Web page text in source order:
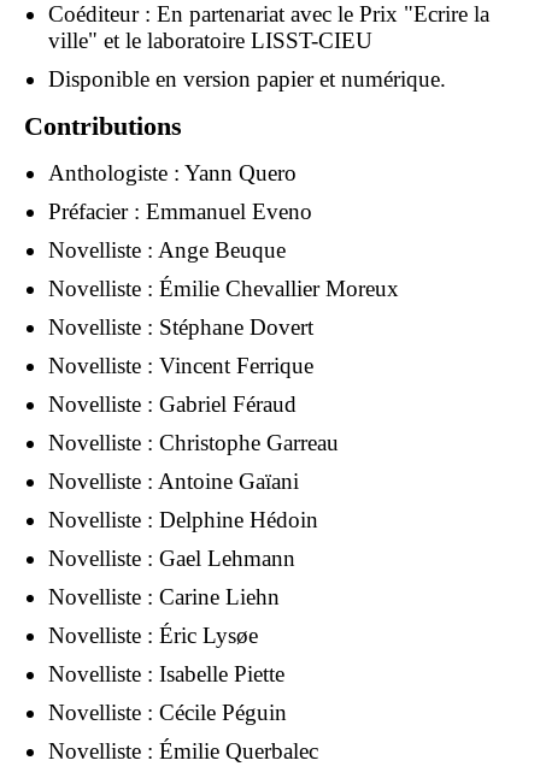
Coéditeur : En partenariat avec le Prix "Ecrire la
ville" et le laboratoire LISST-CIEU
Disponible en version papier et numérique.
Contributions
Anthologiste : Yann Quero
Préfacier : Emmanuel Eveno
Novelliste : Ange Beuque
Novelliste : Émilie Chevallier Moreux
Novelliste : Stéphane Dovert
Novelliste : Vincent Ferrique
Novelliste : Gabriel Féraud
Novelliste : Christophe Garreau
Novelliste : Antoine Gaïani
Novelliste : Delphine Hédoin
Novelliste : Gael Lehmann
Novelliste : Carine Liehn
Novelliste : Éric Lysøe
Novelliste : Isabelle Piette
Novelliste : Cécile Péguin
Novelliste : Émilie Querbalec